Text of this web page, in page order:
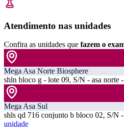
Atendimento nas unidades
Confira as unidades que fazem o
Mega Asa Norte Biosphere
shln bloco g - lote 09, S/N - asa norte
Mega Asa Sul
shls qd 716 conjunto b bloco 02, S/N
unidade